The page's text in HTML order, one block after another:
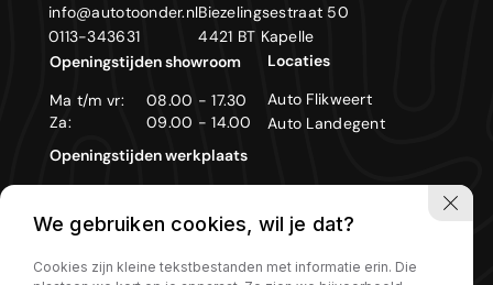
info@autotoonder.nl
0113-343631
Biezelingsestraat 50
4421 BT Kapelle
Openingstijden showroom
Ma t/m vr:
08.00 - 17.30
Za:
09.00 - 14.00
Openingstijden werkplaats
Zon- en feestdagen gesloten
Locaties
Auto Flikweert
Auto Landegent
We gebruiken cookies, wil je dat?
Cookies zijn kleine tekstbestanden met informatie erin. Die